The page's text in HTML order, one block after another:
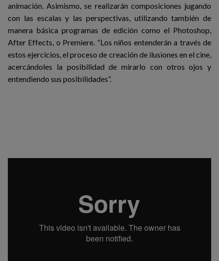
animación. Asimismo, se realizarán composiciones jugando
con las escalas y las perspectivas, utilizando también de
manera básica programas de edición como el Photoshop,
After Effects, o Premiere. “Los niños entenderán a través de
estos ejercicios, el proceso de creación de ilusiones en el cine,
acercándoles la posibilidad de mirarlo con otros ojos y
entendiendo sus posibilidades”.